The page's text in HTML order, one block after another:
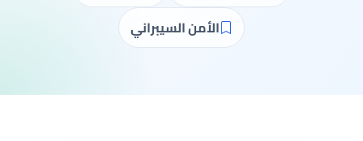
الأمن السيبراني